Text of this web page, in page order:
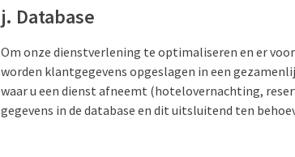
j. Database
Om onze dienstverlening te optimaliseren en er
worden klantgegevens opgeslagen in een
waar u een dienst afneemt (hotelovernachting,
gegevens in de database en dit uitsluitend ten